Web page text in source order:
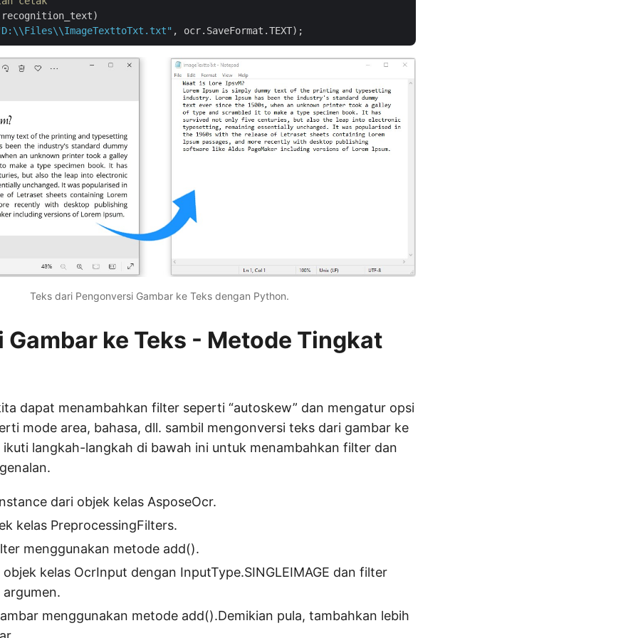
Teks dari Pengonversi Gambar ke Teks dengan Python.
Gambar ke Teks - Metode Tingkat
dapat menambahkan filter seperti “autoskew” dan mengatur opsi
mode area, bahasa, dll. sambil mengonversi teks dari gambar ke
ikuti langkah-langkah di bawah ini untuk menambahkan filter dan
dari objek kelas AsposeOcr.
kelas PreprocessingFilters.
menggunakan metode add().
kelas OcrInput dengan InputType.SINGLEIMAGE dan filter
menggunakan metode add().Demikian pula, tambahkan lebih